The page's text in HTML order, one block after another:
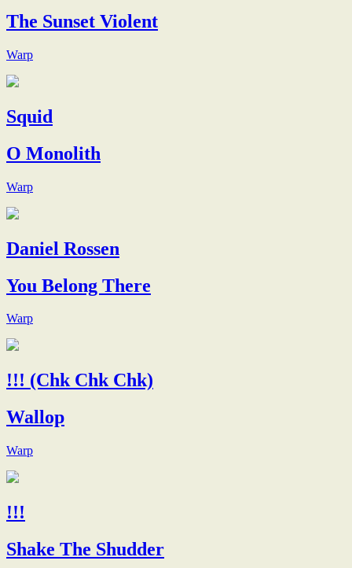
The Sunset Violent
Warp
Squid
O Monolith
Warp
Daniel Rossen
You Belong There
Warp
!!! (Chk Chk Chk)
Wallop
Warp
!!!
Shake The Shudder